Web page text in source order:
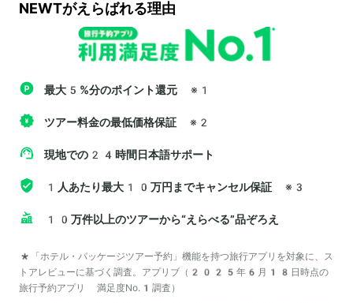
NEWTがえらばれる理由
最大5%分のポイント還元 ※1
ツアー料金の最低価格保証 ※2
現地での24時間日本語サポート
1人あたり最大10万円までキャンセル保証 ※3
10万件以上のツアーから“えらべる”品ぞろえ
*「ホテル・パッケージツアー予約」機能を持つ旅行アプリを対象に、ス
トアレビューに基づく調査。アプリブ（2025年6月18日時点の
旅行予約アプリ 満足度No.1調査）